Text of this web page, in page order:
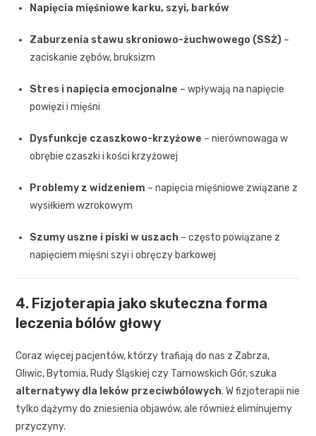
Napięcia mięśniowe karku, szyi, barków
Zaburzenia stawu skroniowo-żuchwowego (SSŻ) –
zaciskanie zębów, bruksizm
Stres i napięcia emocjonalne – wpływają na napięcie
powięzi i mięśni
Dysfunkcje czaszkowo-krzyżowe – nierównowaga w
obrębie czaszki i kości krzyżowej
Problemy z widzeniem – napięcia mięśniowe związane z
wysiłkiem wzrokowym
Szumy uszne i piski w uszach – często powiązane z
napięciem mięśni szyi i obręczy barkowej
4. Fizjoterapia jako skuteczna forma
leczenia bólów głowy
Coraz więcej pacjentów, którzy trafiają do nas z Zabrza,
Gliwic, Bytomia, Rudy Śląskiej czy Tarnowskich Gór, szuka
alternatywy dla leków przeciwbólowych. W fizjoterapii nie
tylko dążymy do zniesienia objawów, ale również eliminujemy
przyczyny.